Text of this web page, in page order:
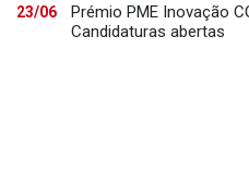
23/06
Prémio PME Inovação
Candidaturas abertas